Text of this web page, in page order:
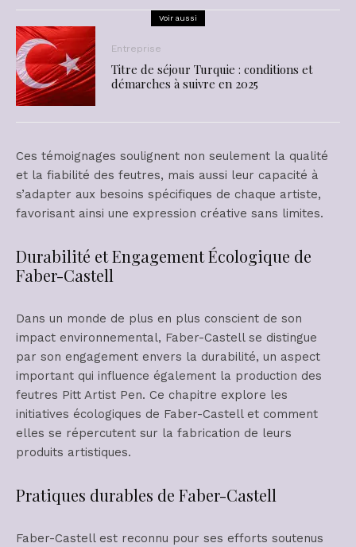
Voir aussi
Entreprise
Titre de séjour Turquie : conditions et
démarches à suivre en 2025
Ces témoignages soulignent non seulement la qualité
et la fiabilité des feutres, mais aussi leur capacité à
s’adapter aux besoins spécifiques de chaque artiste,
favorisant ainsi une expression créative sans limites.
Durabilité et Engagement Écologique de
Faber-Castell
Dans un monde de plus en plus conscient de son
impact environnemental, Faber-Castell se distingue
par son engagement envers la durabilité, un aspect
important qui influence également la production des
feutres Pitt Artist Pen. Ce chapitre explore les
initiatives écologiques de Faber-Castell et comment
elles se répercutent sur la fabrication de leurs
produits artistiques.
Pratiques durables de Faber-Castell
Faber-Castell est reconnu pour ses efforts soutenus